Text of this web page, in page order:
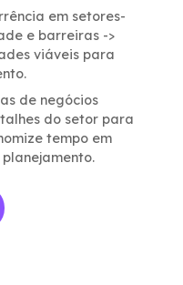
em setores-
e barreiras ->
viáveis para
de negócios
do setor para
tempo em